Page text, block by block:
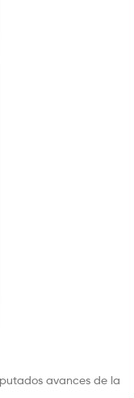
avances de la